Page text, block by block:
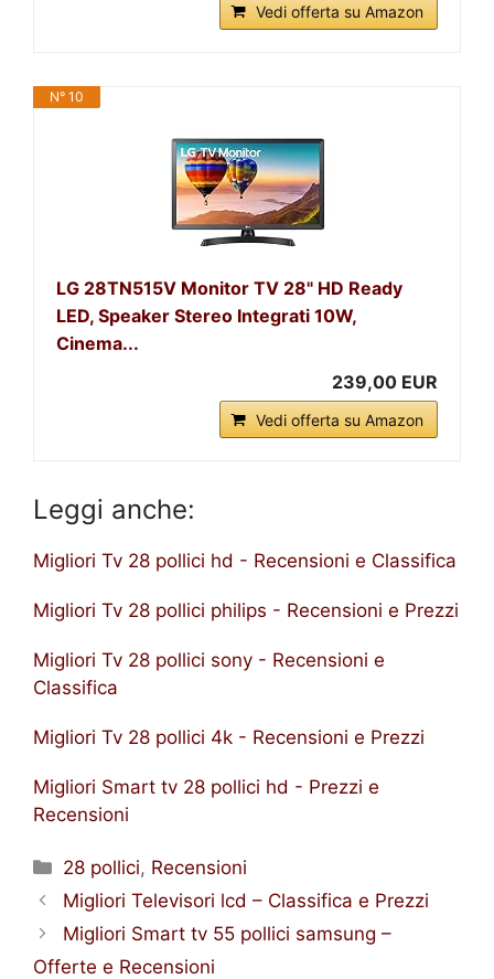
Vedi offerta su Amazon
N° 10
LG 28TN515V Monitor TV 28" HD Ready
LED, Speaker Stereo Integrati 10W,
Cinema...
239,00 EUR
Vedi offerta su Amazon
Leggi anche:
Migliori Tv 28 pollici hd - Recensioni e Classifica
Migliori Tv 28 pollici philips - Recensioni e Prezzi
Migliori Tv 28 pollici sony - Recensioni e
Classifica
Migliori Tv 28 pollici 4k - Recensioni e Prezzi
Migliori Smart tv 28 pollici hd - Prezzi e
Recensioni
Categorie
28 pollici, Recensioni
Migliori Televisori lcd – Classifica e Prezzi
Migliori Smart tv 55 pollici samsung –
Offerte e Recensioni